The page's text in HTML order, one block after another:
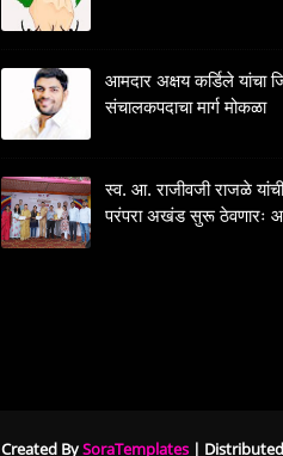
आमदार अक्षय कर्डिले यांचा
संचालकपदाचा मार्ग मोकळा
स्व. आ. राजीवजी राजळे
परंपरा अखंड सुरू ठेवणारः
Created BySoraTemplates |